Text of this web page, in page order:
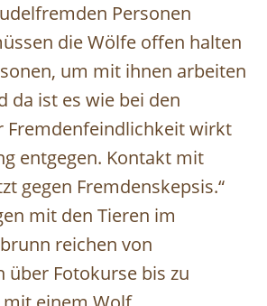
Personen
die Wölfe offen halten
um mit ihnen arbeiten
da ist es wie bei den
Fremdenfeindlichkeit wirkt
entgegen. Kontakt mit
gegen Fremdenskepsis.“
mit den Tieren im
reichen von
über Fotokurse bis zu